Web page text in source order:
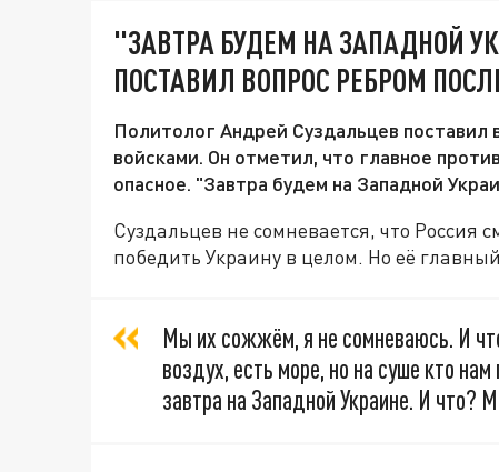
"ЗАВТРА БУДЕМ НА ЗАПАДНОЙ
ПОСТАВИЛ ВОПРОС РЕБРОМ
Политолог Андрей Суздальцев поставил
войсками. Он отметил, что главное
опасное. "Завтра будем на Западной
Суздальцев не сомневается, что Россия
победить Украину в целом. Но её
Мы их сожжём, я не сомневаюсь. И
воздух, есть море, но на суше кто
завтра на Западной Украине. И что?